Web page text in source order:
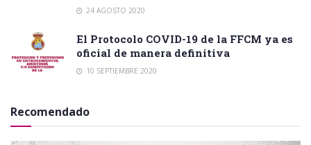
24 AGOSTO 2020
El Protocolo COVID-19 de la FFCM ya es
oficial de manera definitiva
10 SEPTIEMBRE 2020
Recomendado